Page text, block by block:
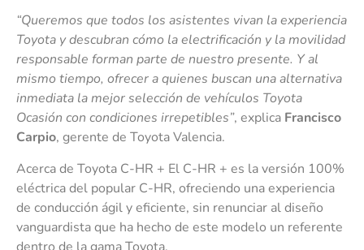
“Queremos que todos los asistentes vivan la experiencia
Toyota y descubran cómo la electrificación y la movilidad
responsable forman parte de nuestro presente. Y al
mismo tiempo, ofrecer a quienes buscan una alternativa
inmediata la mejor selección de vehículos Toyota
Ocasión con condiciones irrepetibles”, explica Francisco
Carpio, gerente de Toyota Valencia.
Acerca de Toyota C-HR + El C-HR + es la versión 100%
eléctrica del popular C-HR, ofreciendo una experiencia
de conducción ágil y eficiente, sin renunciar al diseño
vanguardista que ha hecho de este modelo un referente